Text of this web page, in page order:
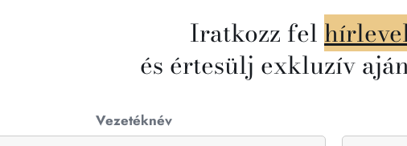
Iratkozz fel
és értesülj exkluzív
Vezetéknév